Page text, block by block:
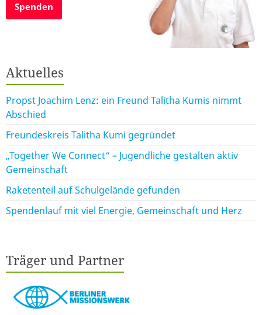
Spenden
Aktuelles
Propst Joachim Lenz: ein Freund Talitha Kumis nimmt
Abschied
Freundeskreis Talitha Kumi gegründet
„Together We Connect“ – Jugendliche gestalten aktiv
Gemeinschaft
Raketenteil auf Schulgelände gefunden
Spendenlauf mit viel Energie, Gemeinschaft und Herz
Träger und Partner